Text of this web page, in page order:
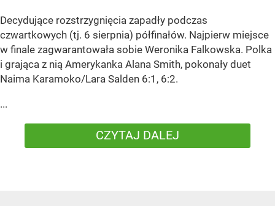
Decydujące rozstrzygnięcia zapadły podczas
czwartkowych (tj. 6 sierpnia) półfinałów. Najpierw miejsce
w finale zagwarantowała sobie Weronika Falkowska. Polka
i grająca z nią Amerykanka Alana Smith, pokonały duet
Naima Karamoko/Lara Salden 6:1, 6:2.
...
CZYTAJ DALEJ